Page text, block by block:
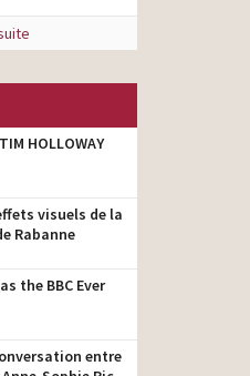
HOLLOWAY
visuels de la
Rabanne
the BBC Ever
entre